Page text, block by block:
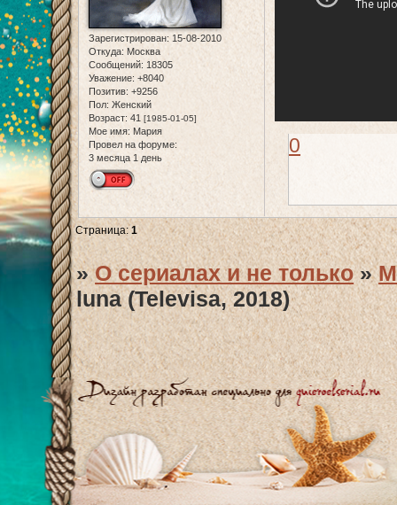
Зарегистрирован: 15-08-2010
Откуда: Москва
Сообщений: 18305
Уважение: +8040
Позитив: +9256
Пол: Женский
Возраст: 41 [1985-01-05]
Мое имя: Мария
Провел на форуме:
3 месяца 1 день
0
Страница:1
»О сериалах и не только »
luna (Televisa, 2018)